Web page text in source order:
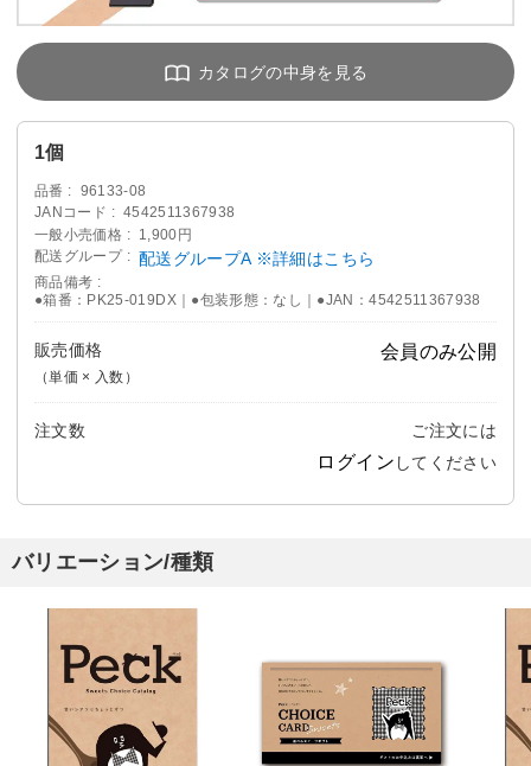
1個
品番
96133-08
JANコード
4542511367938
一般小売価格
1,900円
配送グループ
配送グループA ※詳細はこちら
商品備考
●箱番：PK25-019DX｜●包装形態：なし｜●JAN：4542511367938
販売価格
（単価 × 入数）
会員のみ公開
注文数 ご注文には
ログイン してください
バリエーション/種類